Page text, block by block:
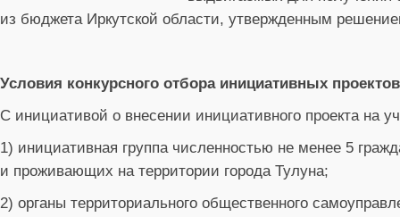
из бюджета Иркутской области, утвержденным
Условия конкурсного отбора инициативных проектов
С инициативой о внесении инициативного проекта на
1) инициативная группа численностью не менее 5
и проживающих на территории города Тулуна;
2) органы территориального общественного